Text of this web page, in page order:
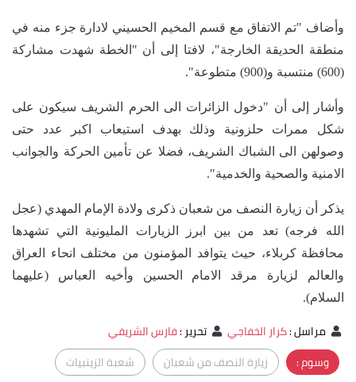
وأضاف "تم الاتفاق مع قسم المخيم الحسيني لادارة جزء منه في
منطقة الحديقة الخارجة"، لافتا إلى أن "الخطة شهدت مشاركة
(600) منتسبة و(900) متطوعة".
وأشار إلى أن "دخول الزائرات الى الحرم الشريف سيكون على
شكل ممرات حلزونية وذلك بهدف استيعاب اكبر عدد حتى
وصولهن الى الشباك الشريف، فضلا عن تأمين الحركة والجوانب
الامنية والصحية والخدمية".
يذكر أن زيارة النصف من شعبان ذكرى ولادة الإمام المهدي (عجل
الله فرجه) تعد من بين ابرز الزيارات المليونية التي تشهدها
محافظة كربلاء، حيث يتوافد المؤمنون من مختلف انحاء العراق
والعالم لزيارة مرقد الامام الحسين وأخيه العباس (عليهما
السلام).
مراسل:كرار الخفاجي تحرير:فارس الشريفي
وسوم :
زيارة النصف من شعبان
شعبة الزينبيات